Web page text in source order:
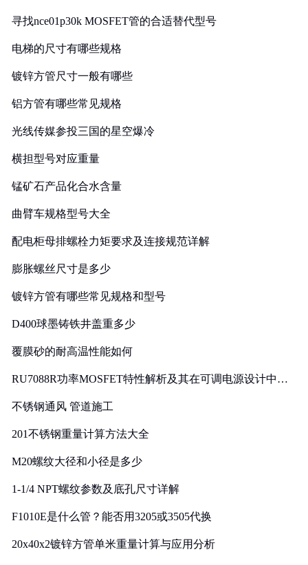
寻找nce01p30k MOSFET管的合适替代型号
电梯的尺寸有哪些规格
镀锌方管尺寸一般有哪些
铝方管有哪些常见规格
光线传媒参投三国的星空爆冷
横担型号对应重量
锰矿石产品化合水含量
曲臂车规格型号大全
配电柜母排螺栓力矩要求及连接规范详解
膨胀螺丝尺寸是多少
镀锌方管有哪些常见规格和型号
D400球墨铸铁井盖重多少
覆膜砂的耐高温性能如何
RU7088R功率MOSFET特性解析及其在可调电源设计中的
不锈钢通风 管道施工
201不锈钢重量计算方法大全
M20螺纹大径和小径是多少
1-1/4 NPT螺纹参数及底孔尺寸详解
F1010E是什么管？能否用3205或3505代换
20x40x2镀锌方管单米重量计算与应用分析